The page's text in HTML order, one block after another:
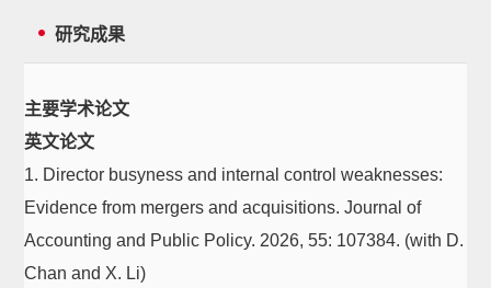
研究成果
主要学术论文
英文论文
1. Director busyness and internal control weaknesses:
Evidence from mergers and acquisitions. Journal of
Accounting and Public Policy. 2026, 55: 107384. (with D.
Chan and X. Li)